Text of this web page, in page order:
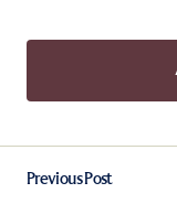
Previous Post